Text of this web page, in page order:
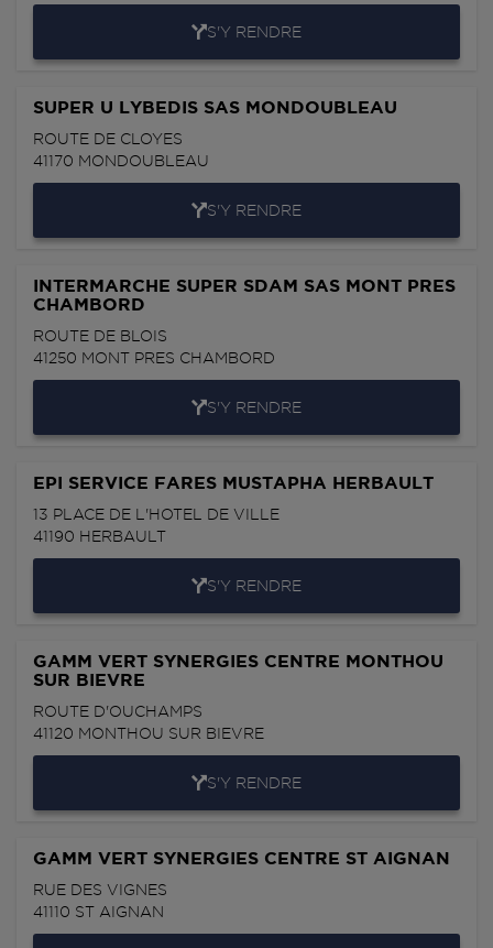
S'Y RENDRE
SUPER U LYBEDIS SAS MONDOUBLEAU
ROUTE DE CLOYES
41170 MONDOUBLEAU
S'Y RENDRE
INTERMARCHE SUPER SDAM SAS MONT PRES
CHAMBORD
ROUTE DE BLOIS
41250 MONT PRES CHAMBORD
S'Y RENDRE
EPI SERVICE FARES MUSTAPHA HERBAULT
13 PLACE DE L'HOTEL DE VILLE
41190 HERBAULT
S'Y RENDRE
GAMM VERT SYNERGIES CENTRE MONTHOU
SUR BIEVRE
ROUTE D'OUCHAMPS
41120 MONTHOU SUR BIEVRE
S'Y RENDRE
GAMM VERT SYNERGIES CENTRE ST AIGNAN
RUE DES VIGNES
41110 ST AIGNAN